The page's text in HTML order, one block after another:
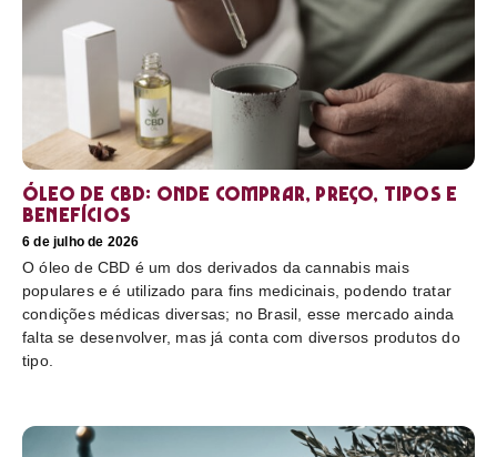
Óleo de CBD: Onde comprar, preço, tipos e
benefícios
6 de julho de 2026
O óleo de CBD é um dos derivados da cannabis mais
populares e é utilizado para fins medicinais, podendo tratar
condições médicas diversas; no Brasil, esse mercado ainda
falta se desenvolver, mas já conta com diversos produtos do
tipo.